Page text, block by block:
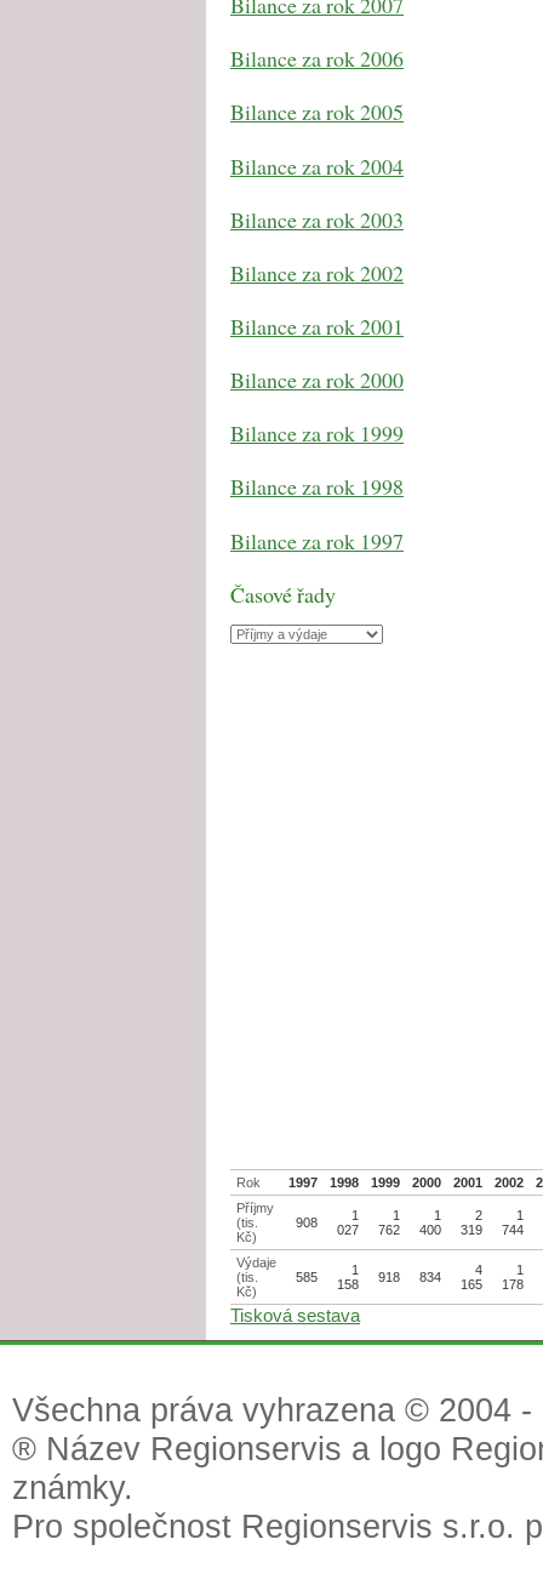
Bilance za rok 2006
Bilance za rok 2005
Bilance za rok 2004
Bilance za rok 2003
Bilance za rok 2002
Bilance za rok 2001
Bilance za rok 2000
Bilance za rok 1999
Bilance za rok 1998
Bilance za rok 1997
Časové řady
Rok 1997 1998 1999 2000 2001 2002
Příjmy
(tis.
Kč)
908
1
027
1
762
1
400
2
319
1
744
Výdaje
(tis.
Kč)
585
1
158
918 834
4
165
1
178
Tisková sestava
Všechna práva vyhrazena © 2004
® Název Regionservis a logo
známky.
Pro společnost Regionservis s.r.o.